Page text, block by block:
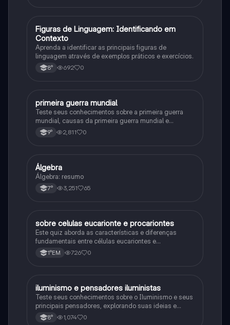
FPortuguês
Figuras de Linguagem: Identificando em
Contexto
Aprenda a identificar as principais figuras de
linguagem através de exemplos práticos e exercícios.
8° 692 0
História
primeira guerra mundial
Teste seus conhecimentos sobre a primeira guerra
mundial, causas da primeira guerra mundial e
consequências da Primeira Guerra Mundial, fases da
primeira guerra mundial
9° 2,811 0
Matematica
Álgebra
Álgebra: resumo
7° 3,251 65
Biologia
sobre celulas eucarionte e procariontes
Este quiz aborda as características e diferenças
fundamentais entre células eucariontes e
procariontes.
1°EM 726 0
História
iluminismo e pensadores iluministas
Teste seus conhecimentos sobre o Iluminismo e seus
principais pensadores, explorando suas ideias e
impacto histórico.
8° 1,074 0